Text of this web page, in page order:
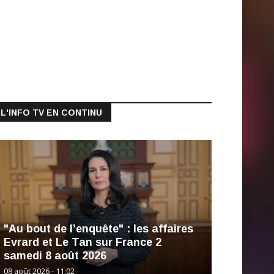
L'INFO TV EN CONTINU
"Au bout de l’enquête" : les affaires
Evrard et Le Tan sur France 2
samedi 8 août 2026
08 août 2026 - 11:02